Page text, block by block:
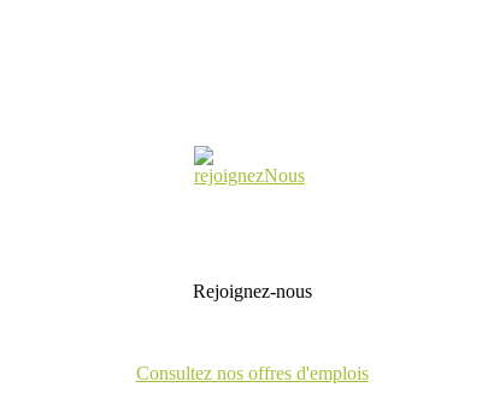
Rejoignez-nous
Consultez nos offres d'emplois